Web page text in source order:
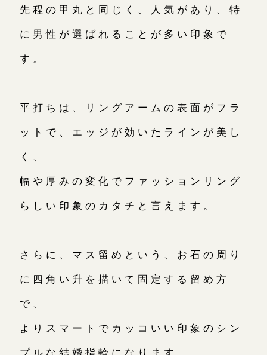
先程の甲丸と同じく、人気があり、特
に男性が選ばれることが多い印象で
す。
平打ちは、リングアームの表面がフラ
ットで、エッジが効いたラインが美し
く、
幅や厚みの変化でファッションリング
らしい印象のカタチと言えます。
さらに、マス留めという、お石の周り
に四角い升を描いて固定する留め方
で、
よりスマートでカッコいい印象のシン
プルな結婚指輪になります。